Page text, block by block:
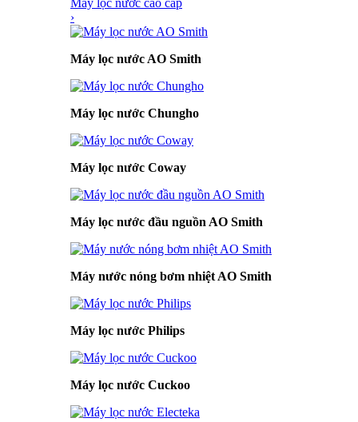
Máy lọc nước cao cấp
›
Máy lọc nước AO Smith
Máy lọc nước Chungho
Máy lọc nước Coway
Máy lọc nước đầu nguồn AO Smith
Máy nước nóng bơm nhiệt AO Smith
Máy lọc nước Philips
Máy lọc nước Cuckoo